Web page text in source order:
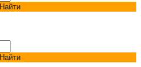
Найти
Найти